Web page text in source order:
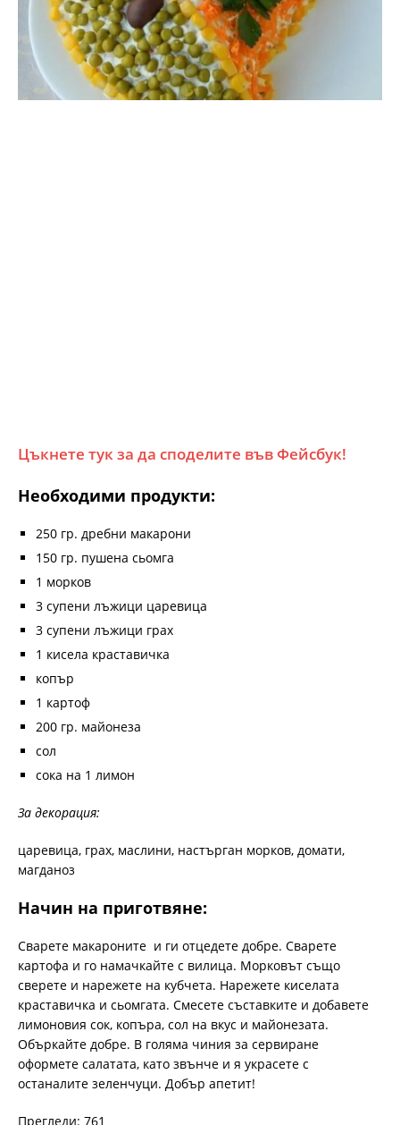
Цъкнете тук за да споделите във Фейсбук!
Необходими продукти:
250 гр. дребни макарони
150 гр. пушена сьомга
1 морков
3 супени лъжици царевица
3 супени лъжици грах
1 кисела краставичка
копър
1 картоф
200 гр. майонеза
сол
сока на 1 лимон
За декорация:
царевица, грах, маслини, настърган морков, домати,
магданоз
Начин на приготвяне:
Сварете макароните и ги отцедете добре. Сварете
картофа и го намачкайте с вилица. Морковът също
сверете и нарежете на кубчета. Нарежете киселата
краставичка и сьомгата. Смесете съставките и добавете
лимоновия сок, копъра, сол на вкус и майонезата.
Объркайте добре. В голяма чиния за сервиране
оформете салатата, като звънче и я украсете с
останалите зеленчуци. Добър апетит!
Прегледи: 761